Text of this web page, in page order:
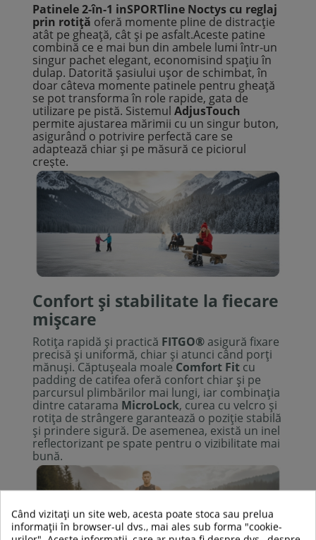
Patinele 2-în-1 inSPORTline Noctys cu reglaj
prin rotiță oferă momente pline de distracție
atât pe gheață, cât și pe asfalt.Aceste patine
combină ce e mai bun din ambele lumi într-un
singur pachet elegant, economisind spațiu în
dulap. Datorită șasiului ușor de schimbat, în
doar câteva momente patinele pentru gheață
se pot transforma în role rapide, gata de
utilizare pe pistă. Sistemul AdjusTouch
permite ajustarea mărimii cu un singur buton,
asigurând o potrivire perfectă care se
adaptează chiar și pe măsură ce piciorul
crește.
Confort și stabilitate la fiecare
mișcare
Rotița rapidă și practică FITGO® asigură fixare
precisă și uniformă, chiar și atunci când porți
mănuși. Căptușeala moale Comfort Fit cu
padding de catifea oferă confort chiar și pe
parcursul plimbărilor mai lungi, iar combinația
dintre catarama MicroLock, curea cu velcro și
rotița de strângere garantează o poziție stabilă
și prindere sigură. De asemenea, există un inel
reflectorizant pe spate pentru o vizibilitate mai
bună.
Când vizitați un site web, acesta poate stoca sau prelua
informații în browser-ul dvs., mai ales sub forma "cookie-